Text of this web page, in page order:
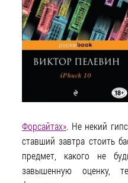
Форсайтах». Не некий
ставший завтра стоить
предмет, какого не
завышенную оценку,